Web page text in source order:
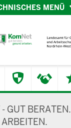
MENÜ
GUT BERATEN.